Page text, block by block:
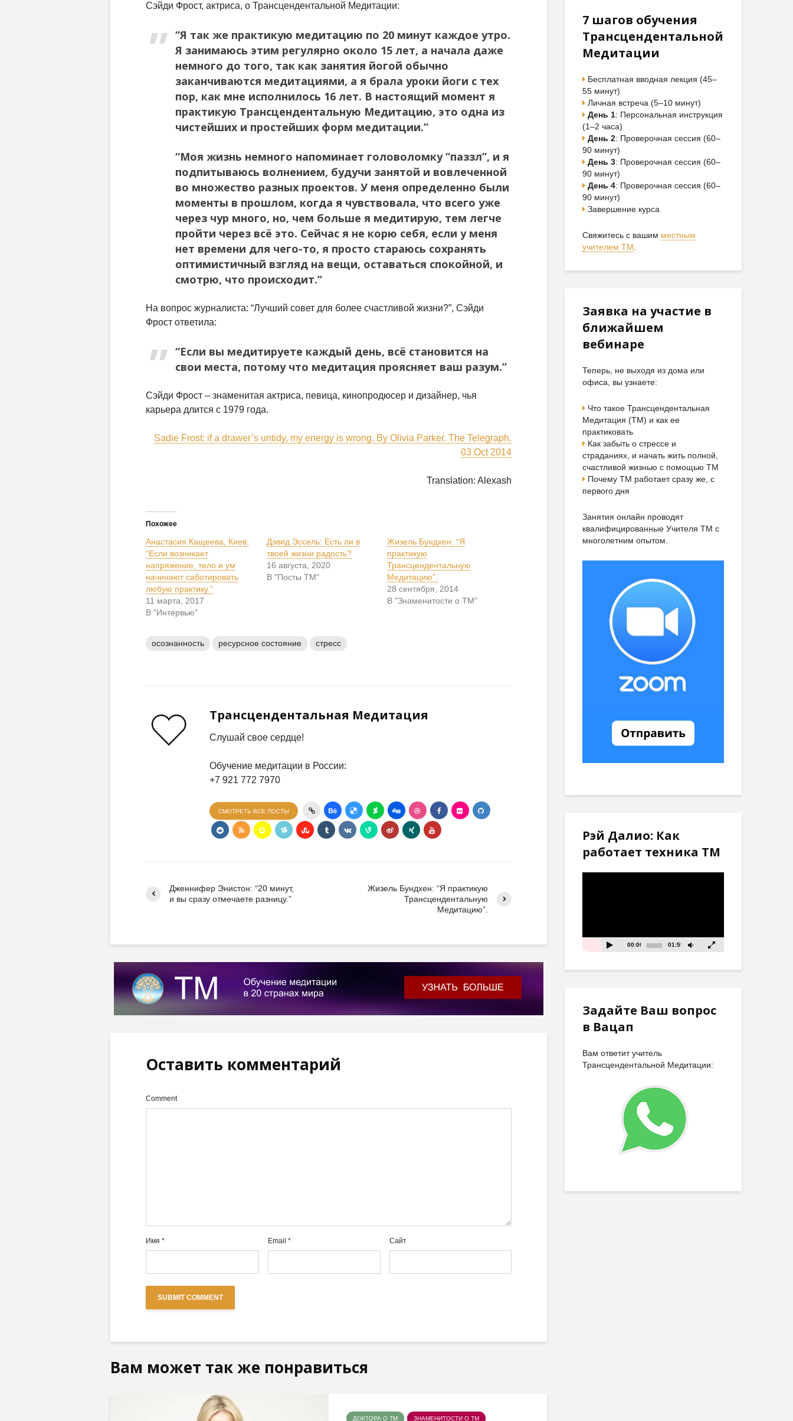
Сэйди Фрост, актриса, о Трансцендентальной Медитации:
“Я так же практикую медитацию по 20 минут каждое утро.
Я занимаюсь этим регулярно около 15 лет, а начала даже
немного до того, так как занятия йогой обычно
заканчиваются медитациями, а я брала уроки йоги с тех
пор, как мне исполнилось 16 лет. В настоящий момент я
практикую Трансцендентальную Медитацию, это одна из
чистейших и простейших форм медитации.”
“Моя жизнь немного напоминает головоломку “паззл”, и я
подпитываюсь волнением, будучи занятой и вовлеченной
во множество разных проектов. У меня определенно были
моменты в прошлом, когда я чувствовала, что всего уже
через чур много, но, чем больше я медитирую, тем легче
пройти через всё это. Сейчас я не корю себя, если у меня
нет времени для чего-то, я просто стараюсь сохранять
оптимистичный взгляд на вещи, оставаться спокойной, и
смотрю, что происходит.”
На вопрос журналиста: “Лучший совет для более счастливой жизни?”, Сэйди
Фрост ответила:
“Если вы медитируете каждый день, всё становится на
свои места, потому что медитация проясняет ваш разум.”
Сэйди Фрост – знаменитая актриса, певица, кинопродюсер и дизайнер, чья
карьера длится с 1979 года.
Sadie Frost: if a drawer’s untidy, my energy is wrong. By Olivia Parker. The Telegraph.
03 Oct 2014
Translation: Alexash
Похожее
Анастасия Кащеева, Киев:
“Если возникает
напряжение, тело и ум
начинают саботировать
любую практику.”
11 марта, 2017
В "Интервью"
Дэвид Эссель: Есть ли в
твоей жизни радость?
16 августа, 2020
В "Посты ТМ"
Жизель Бундхен: “Я
практикую
Трансцендентальную
Медитацию”.
28 сентября, 2014
В "Знаменитости о ТМ"
осознанность ресурсное состояние стресс
Трансцендентальная Медитация
Слушай свое сердце!
Обучение медитации в России:
+7 921 772 7970
СМОТРЕТЬ ВСЕ ПОСТЫ
Дженнифер Энистон: “20 минут,
и вы сразу отмечаете разницу.”
Жизель Бундхен: “Я практикую
Трансцендентальную
Медитацию”.
Оставить комментарий
Comment
Имя * Email * Сайт
Вам может так же понравиться
ДОКТОРА О ТМ ЗНАМЕНИТОСТИ О ТМ
7 шагов обучения
Трансцендентальной
Медитации
Бесплатная вводная лекция (45–
55 минут)
Личная встреча (5–10 минут)
День 1: Персональная инструкция
(1–2 часа)
День 2: Проверочная сессия (60–
90 минут)
День 3: Проверочная сессия (60–
90 минут)
День 4: Проверочная сессия (60–
90 минут)
Завершение курса
Свяжитесь с вашим местным
учителем ТМ
Заявка на участие в
ближайшем
вебинаре
Теперь, не выходя из дома или
офиса, вы узнаете:
Что такое Трансцендентальная
Медитация (ТМ) и как ее
практиковать
Как забыть о стрессе и
страданиях, и начать жить полной,
счастливой жизнью с помощью ТМ
Почему ТМ работает сразу же, с
первого дня
Занятия онлайн проводят
квалифицированные Учителя ТМ с
многолетним опытом.
Рэй Далио: Как
работает техника ТМ
00:00 01:59
Задайте Ваш вопрос
в Вацап
Вам ответит учитель
Трансцендентальной Медитации: